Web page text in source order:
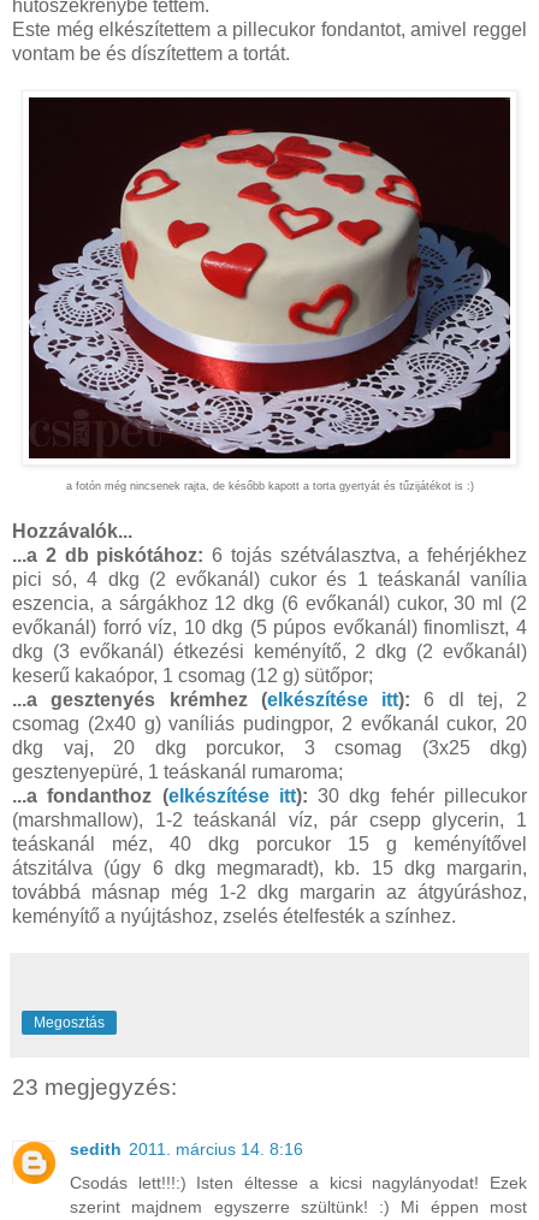
hűtőszekrénybe tettem.
Este még elkészítettem a pillecukor fondantot, amivel reggel
vontam be és díszítettem a tortát.
a fotón még nincsenek rajta, de később kapott a torta gyertyát és tűzijátékot is :)
Hozzávalók...
...a 2 db piskótához: 6 tojás szétválasztva, a fehérjékhez
pici só, 4 dkg (2 evőkanál) cukor és 1 teáskanál vanília
eszencia, a sárgákhoz 12 dkg (6 evőkanál) cukor, 30 ml (2
evőkanál) forró víz, 10 dkg (5 púpos evőkanál) finomliszt, 4
dkg (3 evőkanál) étkezési keményítő, 2 dkg (2 evőkanál)
keserű kakaópor, 1 csomag (12 g) sütőpor;
...a gesztenyés krémhez (elkészítése itt):6 dl tej, 2
csomag (2x40 g) vaníliás pudingpor, 2 evőkanál cukor, 20
dkg vaj, 20 dkg porcukor, 3 csomag (3x25 dkg)
gesztenyepüré, 1 teáskanál rumaroma;
...a fondanthoz (elkészítése itt): 30 dkg fehér pillecukor
(marshmallow), 1-2 teáskanál víz, pár csepp glycerin, 1
teáskanál méz, 40 dkg porcukor 15 g keményítővel
átszitálva (úgy 6 dkg megmaradt), kb. 15 dkg margarin,
továbbá másnap még 1-2 dkg margarin az átgyúráshoz,
keményítő a nyújtáshoz, zselés ételfesték a színhez.
Megosztás
23 megjegyzés:
sedith 2011. március 14. 8:16
Csodás lett!!!:) Isten éltesse a kicsi nagylányodat! Ezek
szerint majdnem egyszerre szültünk! :) Mi éppen most